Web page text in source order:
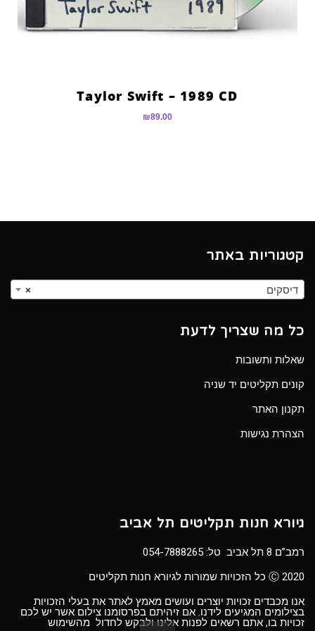
Taylor Swift – 1989 CD
₪89.00
קטגוריות באתר
× דיסקים
כל מה שצריך לדעת
שאלות ותשובות
קונים תקליטים יד שניה
תקנון האתר
הצהרת נגישות
גיורא חנות תקליטים תל אביב
רמב”ם 8 תל אביב טל:
054-7888265
Ⓒ 2020 כל הזכויות שמורות לגיורא חנות תקליטים
אנו מכבדים זכויות יוצרים ועושים מאמץ לאתר את בעלי הזכויות
בצילומים המגיעים לידנו. אם זיהיתם בפרסומנו צילום אשר יש לכם
זכויות בו, אתם רשאים לפנות אלינו ולבקש לחדול מהשימוש